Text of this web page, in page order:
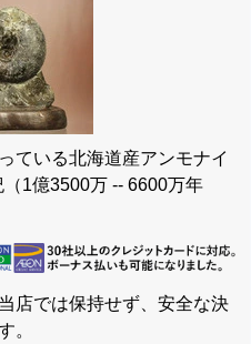
ている北海道産アンモナイ
（1億3500万 -- 6600万年
店では保持せず、安全な決
。